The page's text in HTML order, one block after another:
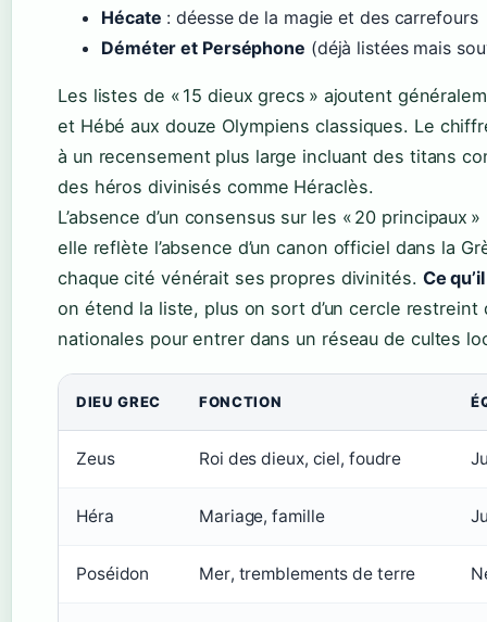
Hécate : déesse de la magie et des carrefours
Déméter et Perséphone (déjà listées mais
Les listes de « 15 dieux grecs » ajoutent
et Hébé aux douze Olympiens classiques. Le
à un recensement plus large incluant des titans
des héros divinisés comme Héraclès.
L’absence d’un consensus sur les « 20 principaux
elle reflète l’absence d’un canon officiel dans la
chaque cité vénérait ses propres divinités. Ce
on étend la liste, plus on sort d’un cercle restreint
nationales pour entrer dans un réseau de cultes
DIEU GREC FONCTION
Zeus Roi des dieux, ciel, foudre
Héra Mariage, famille
Poséidon Mer, tremblements de terre